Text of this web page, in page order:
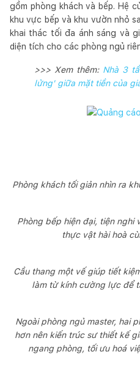
gồm phòng khách và bếp. Hệ
khu vực bếp và khu vườn nhỏ
khai thác tối đa ánh sáng và
diện tích cho các phòng ngủ
>>> Xem thêm: Nhà 3
lửng' giữa mặt tiền của
Phòng khách tối giản nhìn ra
Phòng bếp hiện đại, tiện nghi
thực vật hài hoà
Cầu thang một vế giúp tiết
làm từ kính cường lực để
Ngoài phòng ngủ master, hai
hơn nên kiến trúc sư thiết kế
ngang phòng, tối ưu hoá